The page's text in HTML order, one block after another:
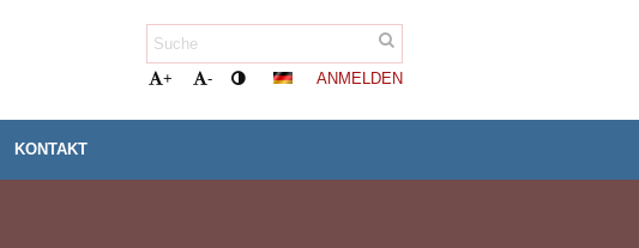
+ - ANMELDEN
KONTAKT